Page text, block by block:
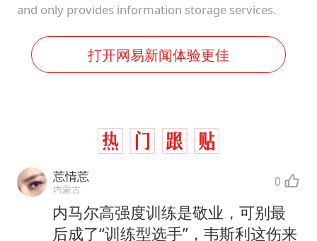
and only provides information storage services.
打开网易新闻体验更佳
莣情莣
内蒙古 0
内马尔高强度训练是敬业，可别最
后成了“训练型选手”，韦斯利这伤来